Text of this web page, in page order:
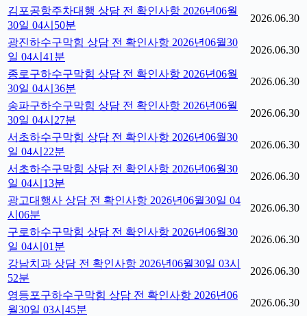
김포공항주차대행 상담 전 확인사항 2026년06월
30일 04시50분
2026.06.30
광진하수구막힘 상담 전 확인사항 2026년06월30
일 04시41분
2026.06.30
종로구하수구막힘 상담 전 확인사항 2026년06월
30일 04시36분
2026.06.30
송파구하수구막힘 상담 전 확인사항 2026년06월
30일 04시27분
2026.06.30
서초하수구막힘 상담 전 확인사항 2026년06월30
일 04시22분
2026.06.30
서초하수구막힘 상담 전 확인사항 2026년06월30
일 04시13분
2026.06.30
광고대행사 상담 전 확인사항 2026년06월30일 04
시06분
2026.06.30
구로하수구막힘 상담 전 확인사항 2026년06월30
일 04시01분
2026.06.30
강남치과 상담 전 확인사항 2026년06월30일 03시
52분
2026.06.30
영등포구하수구막힘 상담 전 확인사항 2026년06
월30일 03시45분
2026.06.30